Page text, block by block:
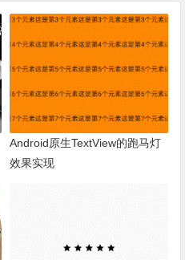
Android原生TextView的跑马灯
效果实现